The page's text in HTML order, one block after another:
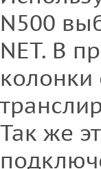
N500
NET. В
колонки
Так же